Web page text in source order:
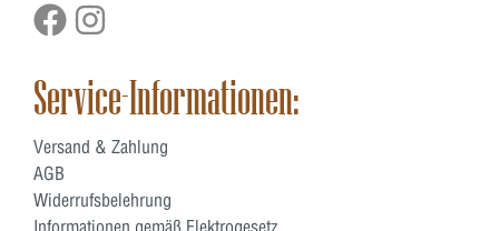
Service-Informationen:
Versand & Zahlung
AGB
Widerrufsbelehrung
Informationen gemäß Elektrogesetz